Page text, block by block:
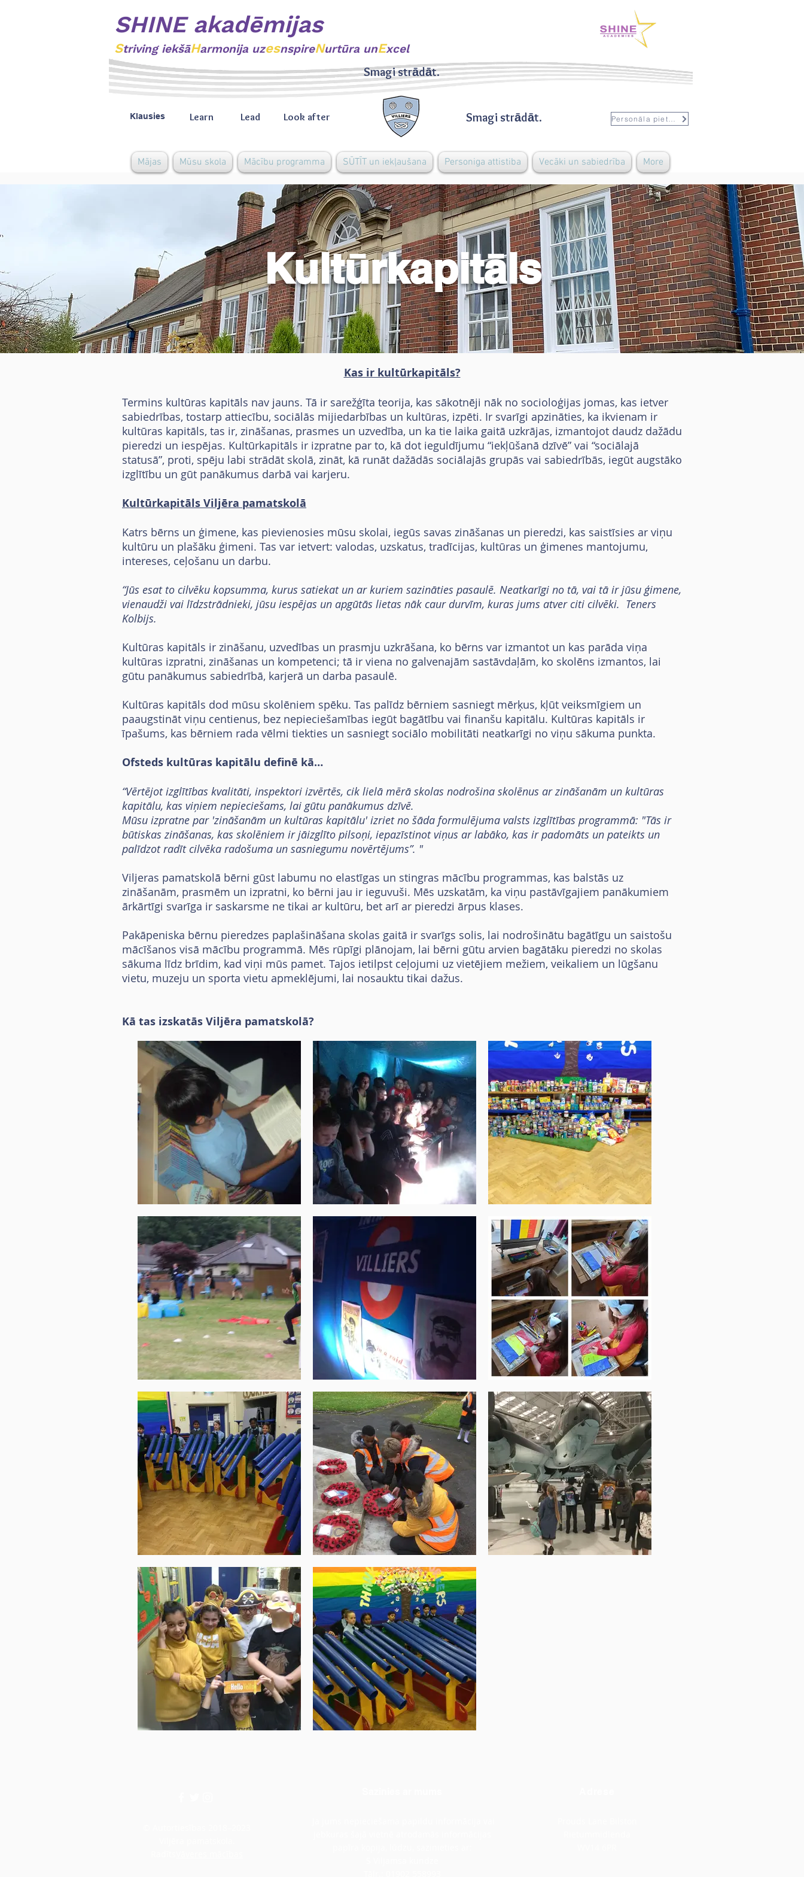
SHINE akadēmijas
Striving iekšāHarmonija uzesnspireNurtūra unExcel
Klausies Smagi strādāt.
Learn Lead Look after Personāla pieteikšanās
Smagi strādāt.
Mājas Mūsu skola Mācību programma SŪTĪT un iekļaušana Personiga attistiba Vecāki un sabiedrība More
Kultūrkapitāls
Kas ir kultūrkapitāls?
Termins kultūras kapitāls nav jauns. Tā ir sarežģīta teorija, kas sākotnēji nāk no socioloģijas jomas, kas ietver
sabiedrības, tostarp attiecību, sociālās mijiedarbības un kultūras, izpēti. Ir svarīgi apzināties, ka ikvienam ir
kultūras kapitāls, tas ir, zināšanas, prasmes un uzvedība, un ka tie laika gaitā uzkrājas, izmantojot daudz dažādu
pieredzi un iespējas. Kultūrkapitāls ir izpratne par to, kā dot ieguldījumu “iekļūšanā dzīvē” vai “sociālajā
statusā”, proti, spēju labi strādāt skolā, zināt, kā runāt dažādās sociālajās grupās vai sabiedrībās, iegūt augstāko
izglītību un gūt panākumus darbā vai karjeru.
Kultūrkapitāls Viljēra pamatskolā
Katrs bērns un ģimene, kas pievienosies mūsu skolai, iegūs savas zināšanas un pieredzi, kas saistīsies ar viņu
kultūru un plašāku ģimeni. Tas var ietvert: valodas, uzskatus, tradīcijas, kultūras un ģimenes mantojumu,
intereses, ceļošanu un darbu.
“Jūs esat to cilvēku kopsumma, kurus satiekat un ar kuriem sazināties pasaulē. Neatkarīgi no tā, vai tā ir jūsu ģimene,
vienaudži vai līdzstrādnieki, jūsu iespējas un apgūtās lietas nāk caur durvīm, kuras jums atver citi cilvēki. Teners
Kolbijs.
Kultūras kapitāls ir zināšanu, uzvedības un prasmju uzkrāšana, ko bērns var izmantot un kas parāda viņa
kultūras izpratni, zināšanas un kompetenci; tā ir viena no galvenajām sastāvdaļām, ko skolēns izmantos, lai
gūtu panākumus sabiedrībā, karjerā un darba pasaulē.
Kultūras kapitāls dod mūsu skolēniem spēku. Tas palīdz bērniem sasniegt mērķus, kļūt veiksmīgiem un
paaugstināt viņu centienus, bez nepieciešamības iegūt bagātību vai finanšu kapitālu. Kultūras kapitāls ir
īpašums, kas bērniem rada vēlmi tiekties un sasniegt sociālo mobilitāti neatkarīgi no viņu sākuma punkta.
Ofsteds kultūras kapitālu definē kā…
“Vērtējot izglītības kvalitāti, inspektori izvērtēs, cik lielā mērā skolas nodrošina skolēnus ar zināšanām un kultūras
kapitālu, kas viņiem nepieciešams, lai gūtu panākumus dzīvē.
Mūsu izpratne par 'zināšanām un kultūras kapitālu' izriet no šāda formulējuma valsts izglītības programmā: "Tās ir
būtiskas zināšanas, kas skolēniem ir jāizglīto pilsoņi, iepazīstinot viņus ar labāko, kas ir padomāts un pateikts un
palīdzot radīt cilvēka radošuma un sasniegumu novērtējums”. "
Viljeras pamatskolā bērni gūst labumu no elastīgas un stingras mācību programmas, kas balstās uz
zināšanām, prasmēm un izpratni, ko bērni jau ir ieguvuši. Mēs uzskatām, ka viņu pastāvīgajiem panākumiem
ārkārtīgi svarīga ir saskarsme ne tikai ar kultūru, bet arī ar pieredzi ārpus klases.
Pakāpeniska bērnu pieredzes paplašināšana skolas gaitā ir svarīgs solis, lai nodrošinātu bagātīgu un saistošu
mācīšanos visā mācību programmā. Mēs rūpīgi plānojam, lai bērni gūtu arvien bagātāku pieredzi no skolas
sākuma līdz brīdim, kad viņi mūs pamet. Tajos ietilpst ceļojumi uz vietējiem mežiem, veikaliem un lūgšanu
vietu, muzeju un sporta vietu apmeklējumi, lai nosauktu tikai dažus.
Kā tas izskatās Viljēra pamatskolā?